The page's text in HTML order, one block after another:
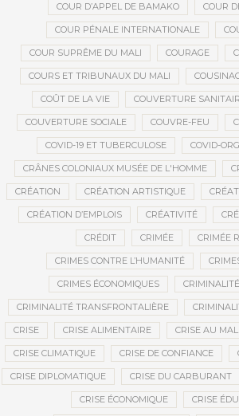
COUR D’APPEL DE BAMAKO COUR
COUR PÉNALE INTERNATIONALE
COUR SUPRÊME DU MALI COURAGE
COURS ET TRIBUNAUX DU MALI
COÛT DE LA VIE COUVERTURE
COUVERTURE SOCIALE COUVRE-FEU
COVID-19 ET TUBERCULOSE COVID-
CRÂNES COLONIAUX MUSÉE DE L'HOMME
CRÉATION CRÉATION ARTISTIQUE
CRÉATION D’EMPLOIS CRÉATIVITÉ
CRÉDIT CRIMÉE CRIMÉE
CRIMES CONTRE L’HUMANITÉ
CRIMES ÉCONOMIQUES
CRIMINALITÉ TRANSFRONTALIÈRE
CRISE CRISE ALIMENTAIRE CRISE AU MALI
CRISE CLIMATIQUE CRISE DE CONFIANCE
CRISE DIPLOMATIQUE CRISE DU CARBURANT
CRISE ÉCONOMIQUE CRISE